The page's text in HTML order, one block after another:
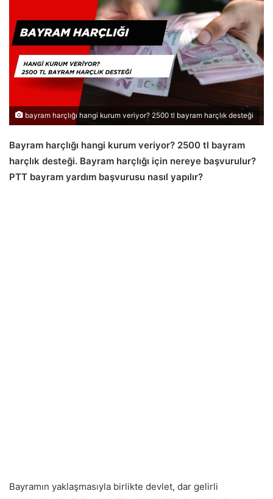
bayram harçlığı hangi kurum veriyor? 2500 tl bayram harçlık desteği
Bayram harçlığı hangi kurum veriyor? 2500 tl bayram
harçlık desteği. Bayram harçlığı için nereye başvurulur?
PTT bayram yardım başvurusu nasıl yapılır?
Bayramın yaklaşmasıyla birlikte devlet, dar gelirli